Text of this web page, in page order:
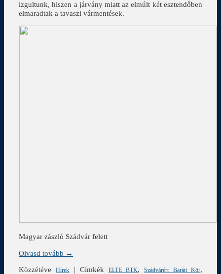
izgultunk, hiszen a járvány miatt az elmúlt két esztendőben
elmaradtak a tavaszi vármentések.
Magyar zászló Szádvár felett
Olvasd tovább →
Közzétéve
Hírek | Címkék ELTE BTK,Szádvárért Baráti Kör,